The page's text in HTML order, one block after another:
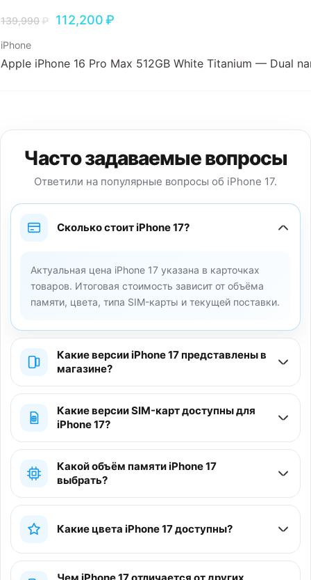
139,990₽ 112,200₽
iPhone
Apple iPhone 16 Pro Max 512GB White Titanium — Dual
Часто задаваемые вопросы
Ответили на популярные вопросы об iPhone 17.
Сколько стоит iPhone 17?
Актуальная цена iPhone 17 указана в карточках
товаров. Итоговая стоимость зависит от объёма
памяти, цвета, типа SIM-карты и текущей поставки.
Какие версии iPhone 17 представлены в
магазине?
Какие версии SIM-карт доступны для
iPhone 17?
Какой объём памяти iPhone 17
выбрать?
Какие цвета iPhone 17 доступны?